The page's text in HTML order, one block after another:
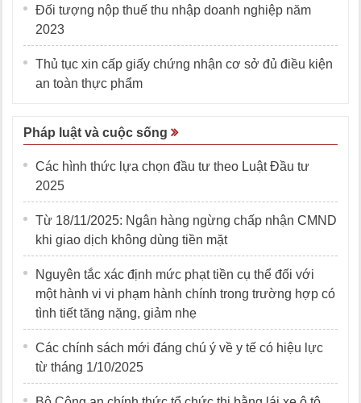
Đối tượng nộp thuế thu nhập doanh nghiệp năm
2023
Thủ tục xin cấp giấy chứng nhận cơ sở đủ điều kiện
an toàn thực phẩm
Pháp luật và cuộc sống
Các hình thức lựa chọn đầu tư theo Luật Đầu tư
2025
Từ 18/11/2025: Ngân hàng ngừng chấp nhận CMND
khi giao dịch không dùng tiền mặt
Nguyên tắc xác định mức phạt tiền cụ thể đối với
một hành vi vi phạm hành chính trong trường hợp có
tình tiết tăng nặng, giảm nhẹ
Các chính sách mới đáng chú ý về y tế có hiệu lực
từ tháng 1/10/2025